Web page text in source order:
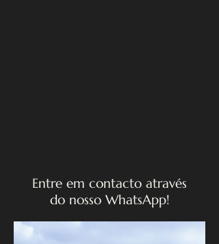
Entre em contacto através
do nosso WhatsApp!